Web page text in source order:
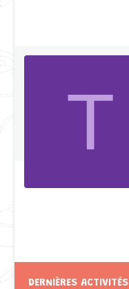
T
DERNIÈRES ACTIVITÉS